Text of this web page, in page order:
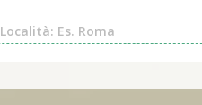
Località: Es. Roma